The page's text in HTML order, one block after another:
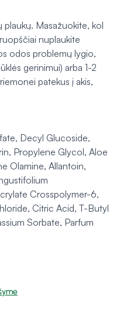
plaukų. Masažuokite, kol
nuplaukite
odos problemų lygio,
gerinimui) arba 1-2
patekus į akis,
Decyl Glucoside,
Propylene Glycol, Aloe
Olamine, Allantoin,
Crosspolymer-6,
Citric Acid, T-Butyl
Sorbate, Parfum